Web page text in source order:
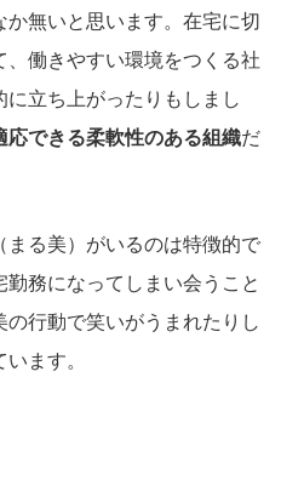
か無いと思います。在宅に切
、働きやすい環境をつくる社
立ち上がったりもしまし
応できる柔軟性のある組織だ
まる美）がいるのは特徴的で
務になってしまい会うこと
行動で笑いがうまれたりし
ます。